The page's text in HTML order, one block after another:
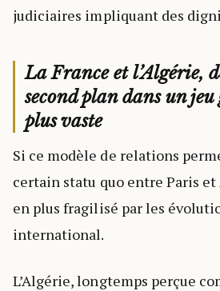
judiciaires impliquant des
La France et l’Algérie,
second plan dans un
plus vaste
Si ce modèle de relations
certain statu quo entre Paris
en plus fragilisé par les
international.
L’Algérie, longtemps perçue